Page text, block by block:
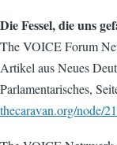
Die Fessel, die uns
The VOICE Forum
Artikel aus Neues
Parlamentarisches,
thecaravan.org/node/